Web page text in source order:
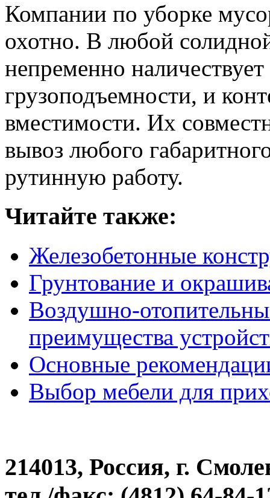
Компании по уборке
охотно. В любой
непременно
грузоподъемности, и
вместимости. Их
вывоз любого
рутинную работу.
Читайте также:
Железобетонные
Грунтование и
Воздушно-
преимущества
Основные
Выбор мебели для
214013, Россия, г.